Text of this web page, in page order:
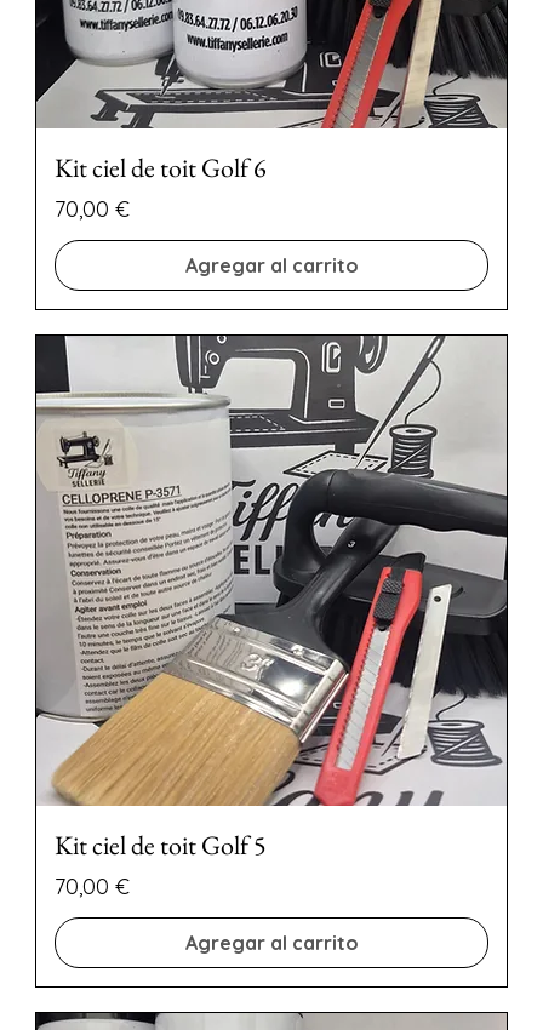
Kit ciel de toit Golf 6
Precio
70,00 €
Agregar al carrito
Kit ciel de toit Golf 5
Precio
70,00 €
Agregar al carrito